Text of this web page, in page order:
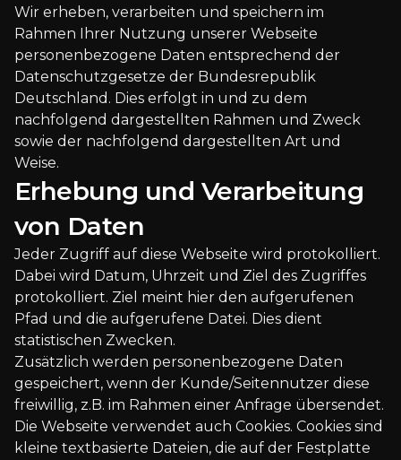
Wir erheben, verarbeiten und speichern im
Rahmen Ihrer Nutzung unserer Webseite
personenbezogene Daten entsprechend der
Datenschutzgesetze der Bundesrepublik
Deutschland. Dies erfolgt in und zu dem
nachfolgend dargestellten Rahmen und Zweck
sowie der nachfolgend dargestellten Art und
Weise.
Erhebung und Verarbeitung
von Daten
Jeder Zugriff auf diese Webseite wird protokolliert.
Dabei wird Datum, Uhrzeit und Ziel des Zugriffes
protokolliert. Ziel meint hier den aufgerufenen
Pfad und die aufgerufene Datei. Dies dient
statistischen Zwecken.
Zusätzlich werden personenbezogene Daten
gespeichert, wenn der Kunde/Seitennutzer diese
freiwillig, z.B. im Rahmen einer Anfrage übersendet.
Die Webseite verwendet auch Cookies. Cookies sind
kleine textbasierte Dateien, die auf der Festplatte